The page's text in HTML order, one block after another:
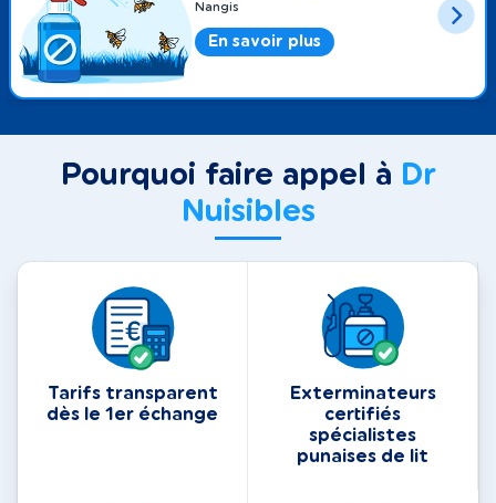
Nangis
En savoir plus
Pourquoi faire appel à Dr
Nuisibles
Tarifs transparent
dès le 1er échange
Exterminateurs
certifiés
spécialistes
punaises de lit